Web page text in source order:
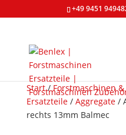
+49 9451
Start/Forstmaschinen &
Ersatzteile/ Aggregate/
rechts 13mm Balmec